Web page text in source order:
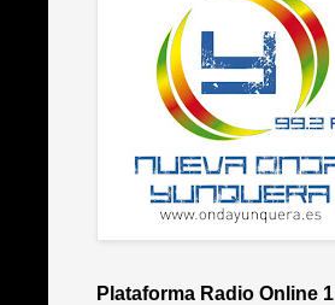
Plataforma Radio Online 1